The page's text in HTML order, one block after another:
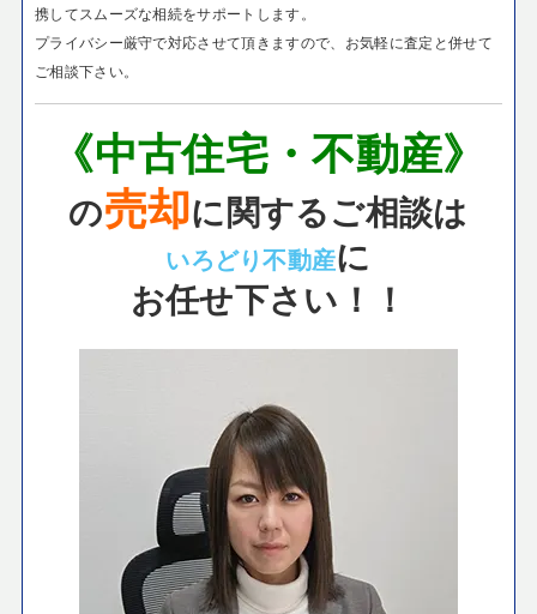
携してスムーズな相続をサポートします。
プライバシー厳守で対応させて頂きますので、お気軽に査定と併せて
ご相談下さい。
《中古住宅・不動産》
の売却に関するご相談は
いろどり不動産に
お任せ下さい！！